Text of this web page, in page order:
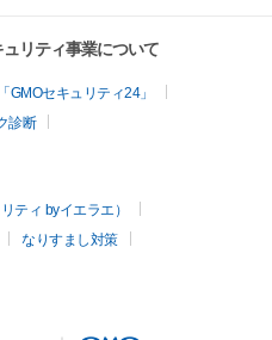
リティ事業について
セキュリティ24」
診断
ティ byイエラエ）
なりすまし対策